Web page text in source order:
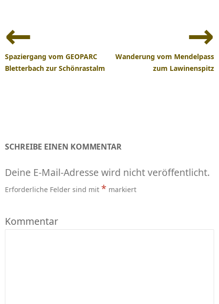
Navigation
Spaziergang vom GEOPARC
Bletterbach zur Schönrastalm
Wanderung vom Mendelpass
zum Lawinenspitz
SCHREIBE EINEN KOMMENTAR
Deine E-Mail-Adresse wird nicht veröffentlicht.
Erforderliche Felder sind mit * markiert
Kommentar